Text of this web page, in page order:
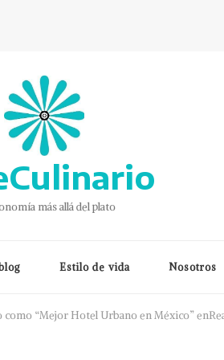
más allá del plato
Estilo de vida Nosotros
“Mejor Hotel Urbano en México”